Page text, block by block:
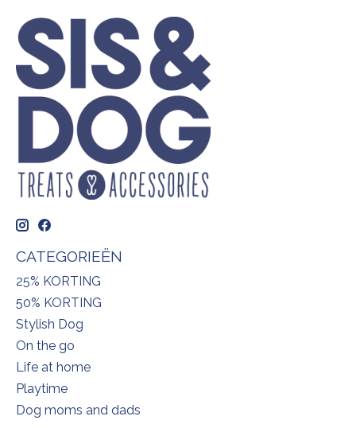
CATEGORIEËN
25% KORTING
50% KORTING
Stylish Dog
On the go
Life at home
Playtime
Dog moms and dads